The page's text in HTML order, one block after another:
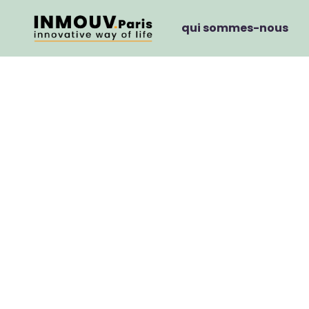
qui sommes-nous